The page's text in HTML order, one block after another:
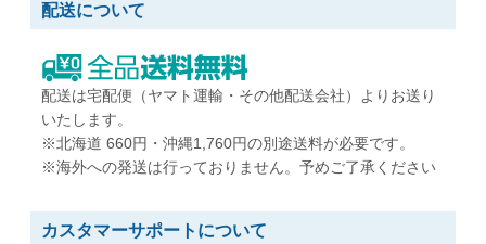
角形7号
B6用紙が折らずに入る
配送について
配送は宅配便（ヤマト運輸・その他配送会社）よりお送り
いたします。
※北海道 660円・沖縄1,760円の別途送料が必要です。
※海外への発送は行っておりません。予めご了承ください
カスタマーサポートについて